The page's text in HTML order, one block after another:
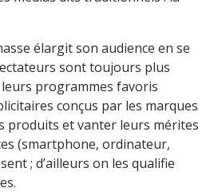
élargit son audience en se
sont toujours plus
programmes favoris
conçus par les marques
produits et vanter leurs mérites
(smartphone, ordinateur,
; d’ailleurs on les qualifie